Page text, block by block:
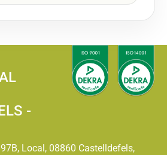
-
Local, 08860 Castelldefels,